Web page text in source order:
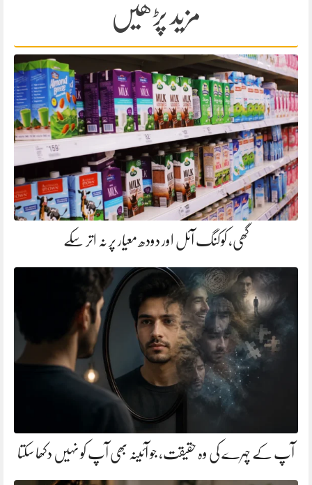
مزید پڑھیں
گھی، کوکنگ آئل اور دودھ معیار پر نہ اتر سکے
آپ کے چہرے کی وہ حقیقت، جو آئینہ بھی آپ کو نہیں دکھا سکتا